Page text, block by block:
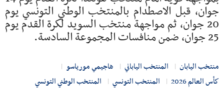
جوان، قبل الاصطدام بالمنتخب الوطني التونسي يوم
20 جوان، ثم مواجهة منتخب السويد لكرة القدميوم
25 جوان، ضمن منافسات المجموعة السادسة.
منتخب اليابان المنتخب الياباني
هاجيمي مورياسو
كأس العالم 2026
المنتخب التونسي المنتخب الوطني التونسي